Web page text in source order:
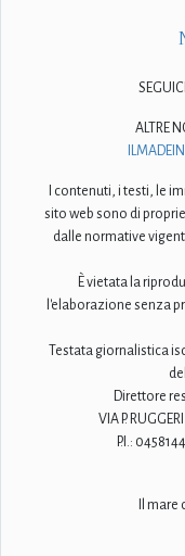
ALTRE
I contenuti, i testi, le
sito web sono di
dalle normative
È vietata la
l'elaborazione senza
Testata giornalistica
Direttore
VIA P.
P.I.:
Il